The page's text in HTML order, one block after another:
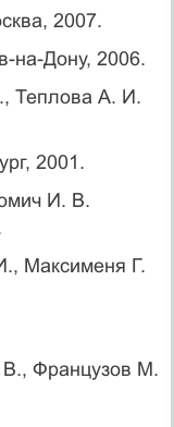
2007.
на-Дону, 2006.
Теплова А. И.
2001.
И. В.
Максименя Г.
Французов М.